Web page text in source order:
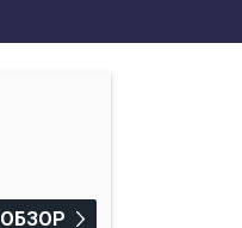
ОБЗОР